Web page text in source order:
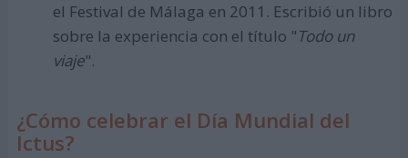
el Festival de Málaga en 2011. Escribió un libro
sobre la experiencia con el título "Todo un
viaje".
¿Cómo celebrar el Día Mundial del
Ictus?